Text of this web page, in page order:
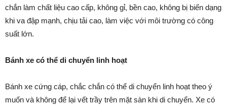
chắn làm chất liệu cao cấp, không gỉ, bền cao, không bị biến dạng
khi va đập mạnh, chịu tải cao, làm việc với môi trường có công
suất lớn.
Bánh xe có thể di chuyển linh hoạt
Bánh xe cứng cáp, chắc chắn có thể di chuyển linh hoạt theo ý
muốn và không để lại vết trầy trên mặt sàn khi di chuyển. Xe có